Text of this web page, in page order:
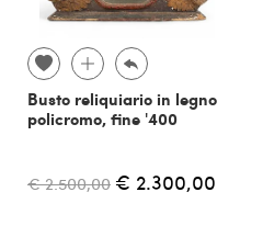
Busto reliquiario in legno
policromo, fine '400
€ 2.500,00 € 2.300,00